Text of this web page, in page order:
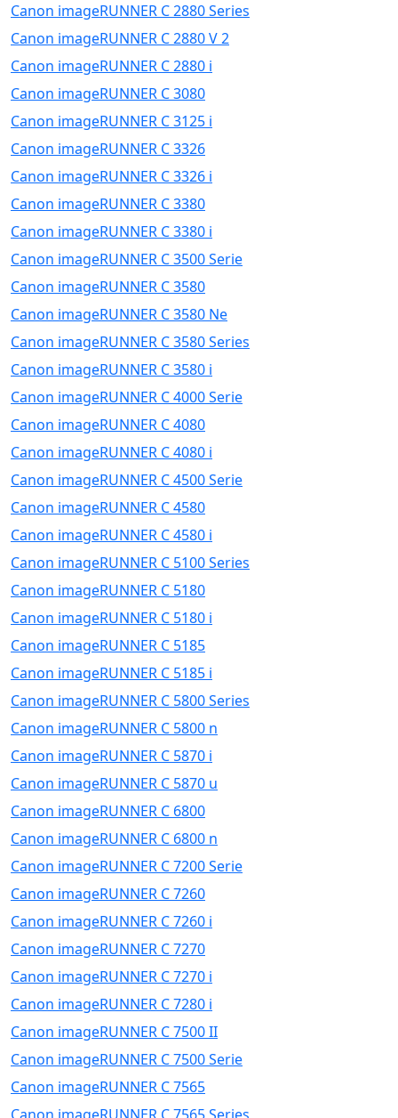
Canon imageRUNNER C 2880 Series
Canon imageRUNNER C 2880 V 2
Canon imageRUNNER C 2880 i
Canon imageRUNNER C 3080
Canon imageRUNNER C 3125 i
Canon imageRUNNER C 3326
Canon imageRUNNER C 3326 i
Canon imageRUNNER C 3380
Canon imageRUNNER C 3380 i
Canon imageRUNNER C 3500 Serie
Canon imageRUNNER C 3580
Canon imageRUNNER C 3580 Ne
Canon imageRUNNER C 3580 Series
Canon imageRUNNER C 3580 i
Canon imageRUNNER C 4000 Serie
Canon imageRUNNER C 4080
Canon imageRUNNER C 4080 i
Canon imageRUNNER C 4500 Serie
Canon imageRUNNER C 4580
Canon imageRUNNER C 4580 i
Canon imageRUNNER C 5100 Series
Canon imageRUNNER C 5180
Canon imageRUNNER C 5180 i
Canon imageRUNNER C 5185
Canon imageRUNNER C 5185 i
Canon imageRUNNER C 5800 Series
Canon imageRUNNER C 5800 n
Canon imageRUNNER C 5870 i
Canon imageRUNNER C 5870 u
Canon imageRUNNER C 6800
Canon imageRUNNER C 6800 n
Canon imageRUNNER C 7200 Serie
Canon imageRUNNER C 7260
Canon imageRUNNER C 7260 i
Canon imageRUNNER C 7270
Canon imageRUNNER C 7270 i
Canon imageRUNNER C 7280 i
Canon imageRUNNER C 7500 II
Canon imageRUNNER C 7500 Serie
Canon imageRUNNER C 7565